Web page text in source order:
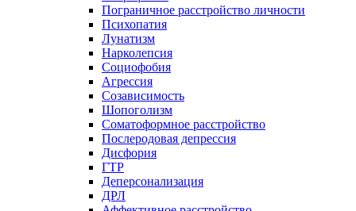
Пограничное расстройство личности
Психопатия
Лунатизм
Нарколепсия
Социофобия
Агрессия
Созависимость
Шопоголизм
Соматоформное расстройство
Послеродовая депрессия
Дисфория
ГТР
Деперсонализация
ДРЛ